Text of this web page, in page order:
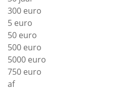
300 euro
5 euro
50 euro
500 euro
5000 euro
750 euro
af